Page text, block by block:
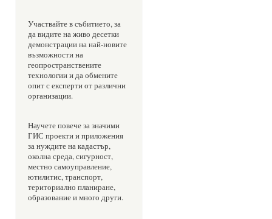
Участвайте в събитието, за
да видите на живо десетки
демонстрации на най-новите
възможности на
геопространствените
технологии и да обмените
опит с експерти от различни
организации.
Научете повече за значими
ГИС проекти и приложения
за нуждите на кадастър,
околна среда, сигурност,
местно самоуправление,
ютилитис, транспорт,
териториално планиране,
образование и много други.